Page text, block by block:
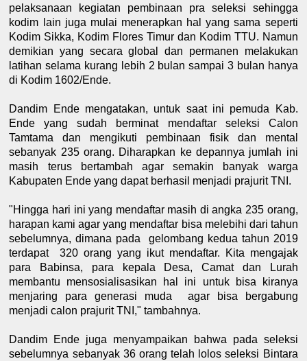
pelaksanaan kegiatan pembinaan pra seleksi sehingga
kodim lain juga mulai menerapkan hal yang sama seperti
Kodim Sikka, Kodim Flores Timur dan Kodim TTU. Namun
demikian yang secara global dan permanen melakukan
latihan selama kurang lebih 2 bulan sampai 3 bulan hanya
di Kodim 1602/Ende.
Dandim Ende mengatakan, untuk saat ini pemuda Kab.
Ende yang sudah berminat mendaftar seleksi Calon
Tamtama dan mengikuti pembinaan fisik dan mental
sebanyak 235 orang. Diharapkan ke depannya jumlah ini
masih terus bertambah agar semakin banyak warga
Kabupaten Ende yang dapat berhasil menjadi prajurit TNI.
"Hingga hari ini yang mendaftar masih di angka 235 orang,
harapan kami agar yang mendaftar bisa melebihi dari tahun
sebelumnya, dimana pada
gelombang kedua tahun 2019
terdapat
320 orang yang ikut mendaftar. Kita mengajak
para Babinsa, para kepala Desa, Camat dan Lurah
membantu mensosialisasikan hal ini untuk bisa kiranya
menjaring para generasi muda
agar bisa bergabung
menjadi calon prajurit TNI," tambahnya.
Dandim Ende juga menyampaikan bahwa pada seleksi
sebelumnya sebanyak 36 orang telah lolos seleksi Bintara